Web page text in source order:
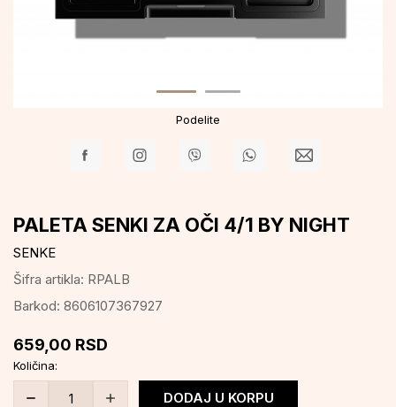
Podelite
PALETA SENKI ZA OČI 4/1 BY NIGHT
SENKE
Šifra artikla: RPALB
Barkod: 8606107367927
659,00 RSD
Količina:
DODAJ U KORPU